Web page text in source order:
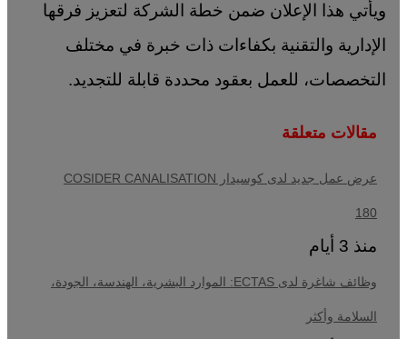
ويأتي هذا الإعلان ضمن خطة الشركة لتعزيز فرقها
الإدارية والتقنية بكفاءات ذات خبرة في مختلف
التخصصات، للعمل بعقود محددة قابلة للتجديد.
مقالات متعلقة
عرض عمل جديد لدى كوسيدار COSIDER CANALISATION
180
منذ 3 أيام
وظائف شاغرة لدى ECTAS: الموارد البشرية، الهندسة، الجودة،
السلامة وأكثر